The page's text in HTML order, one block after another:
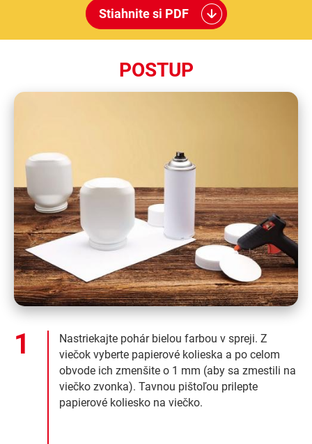
Stiahnite si PDF
POSTUP
Nastriekajte pohár bielou farbou v spreji. Z
viečok vyberte papierové kolieska a po celom
obvode ich zmenšite o 1 mm (aby sa zmestili na
viečko zvonka). Tavnou pištoľou prilepte
papierové koliesko na viečko.